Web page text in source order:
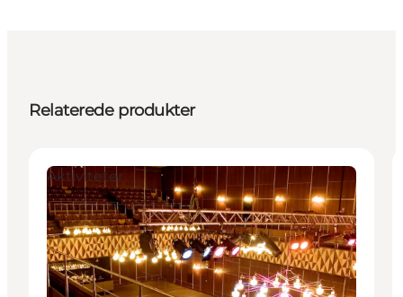
Relaterede produkter
Aktiviteter